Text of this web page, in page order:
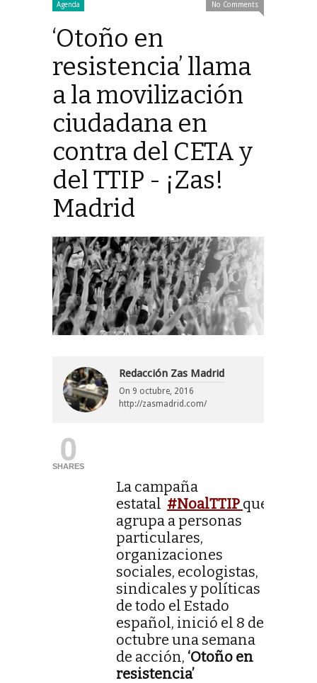
Agenda No Comments
‘Otoño en
resistencia’ llama
a la movilización
ciudadana en
contra del CETA y
del TTIP - ¡Zas!
Madrid
Redacción Zas Madrid
On 9 octubre, 2016
http://zasmadrid.com/
0
SHARES
La campaña
estatal #NoalTTIP que
agrupa a personas
particulares,
organizaciones
sociales, ecologistas,
sindicales y políticas
de todo el Estado
español, inició el 8 de
octubre una semana
de acción, ‘Otoño en
resistencia’